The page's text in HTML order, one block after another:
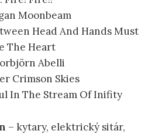
Moonbeam
Head And Hands Must
The Heart
Abelli
Crimson Skies
In The Stream Of Inifity
– kytary, elektrický sitár,